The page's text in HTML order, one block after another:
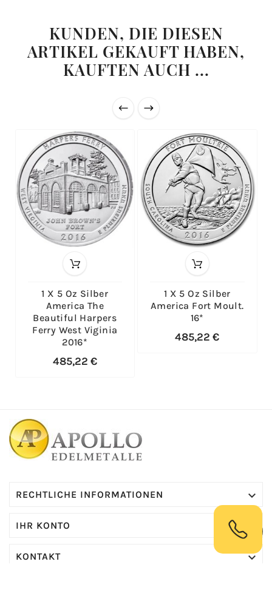
KUNDEN, DIE DIESEN
ARTIKEL GEKAUFT HABEN,
KAUFTEN AUCH ...
1 X 5 Oz Silber
America The
Beautiful Harpers
Ferry West Viginia
2016*
485,22 €
1 X 5 Oz Silber
America Fort Moult.
16*
485,22 €
RECHTLICHE INFORMATIONEN 
IHR KONTO
KONTAKT 